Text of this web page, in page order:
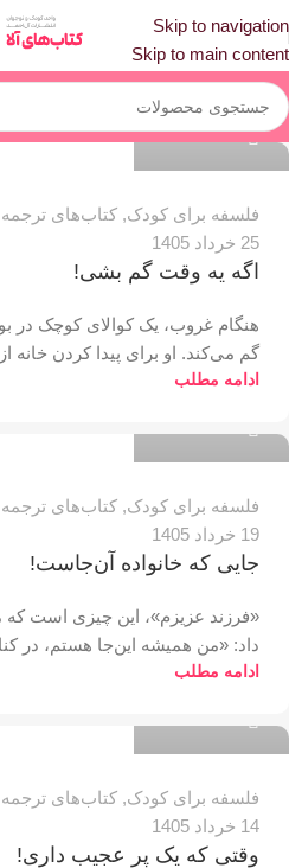
Skip to navigation
Skip to main content
مدیر سایت
0
فلسفه برای کودک, کتاب‌های ترجمه
25 خرداد 1405
اگه یه وقت گم بشی!
هنگام غروب، یک کوالای کوچک در
گم می‌کند. او برای پیدا کردن خانه
ادامه مطلب
مدیر سایت
فلسفه برای کودک, کتاب‌های ترجمه
19 خرداد 1405
جایی که خانواده آن‌جاست!
«فرزند عزیزم»، این چیزی است که
داد: «من همیشه این‌جا هستم، در
ادامه مطلب
مدیر سایت
فلسفه برای کودک, کتاب‌های ترجمه
14 خرداد 1405
وقتی که یک پر عجیب داری!